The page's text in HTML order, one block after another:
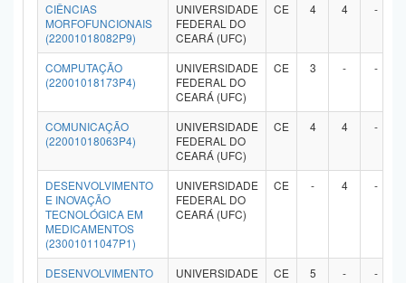
CIÊNCIAS
MORFOFUNCIONAIS
(22001018082P9)
UNIVERSIDADE
FEDERAL DO
CEARÁ (UFC)
CE 4 4 -
COMPUTAÇÃO
(22001018173P4)
UNIVERSIDADE
FEDERAL DO
CEARÁ (UFC)
CE 3 - -
COMUNICAÇÃO
(22001018063P4)
UNIVERSIDADE
FEDERAL DO
CEARÁ (UFC)
CE 4 4 -
DESENVOLVIMENTO
E INOVAÇÃO
TECNOLÓGICA EM
MEDICAMENTOS
(23001011047P1)
UNIVERSIDADE
FEDERAL DO
CEARÁ (UFC)
CE - 4 -
DESENVOLVIMENTO
UNIVERSIDADE
CE 5 - -